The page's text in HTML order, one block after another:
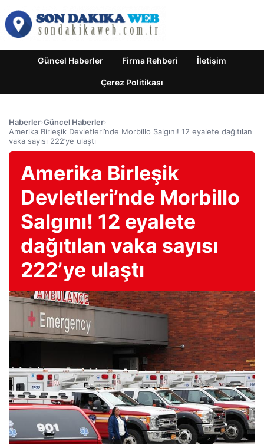
Güncel Haberler Firma Rehberi İletişim
Çerez Politikası
Haberler›Güncel Haberler›
Amerika Birleşik Devletleri’nde Morbillo Salgını! 12 eyalete dağıtılan
vaka sayısı 222’ye ulaştı
Amerika Birleşik
Devletleri’nde Morbillo
Salgını! 12 eyalete
dağıtılan vaka sayısı
222’ye ulaştı